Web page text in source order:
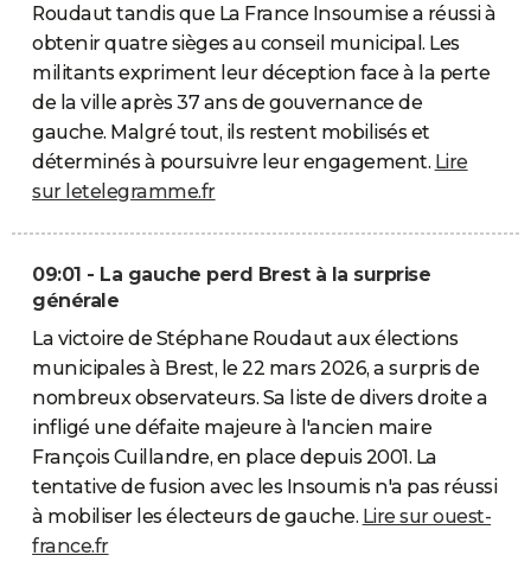
Roudaut tandis que La France Insoumise a réussi à
obtenir quatre sièges au conseil municipal. Les
militants expriment leur déception face à la perte
de la ville après 37 ans de gouvernance de
gauche. Malgré tout, ils restent mobilisés et
déterminés à poursuivre leur engagement. Lire
sur letelegramme.fr
09:01 - La gauche perd Brest à la surprise
générale
La victoire de Stéphane Roudaut aux élections
municipales à Brest, le 22 mars 2026, a surpris de
nombreux observateurs. Sa liste de divers droite a
infligé une défaite majeure à l'ancien maire
François Cuillandre, en place depuis 2001. La
tentative de fusion avec les Insoumis n'a pas réussi
à mobiliser les électeurs de gauche. Lire sur ouest-
france.fr